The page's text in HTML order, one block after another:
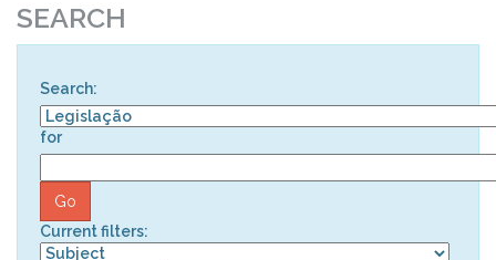
SEARCH
Search:
for
Current filters: